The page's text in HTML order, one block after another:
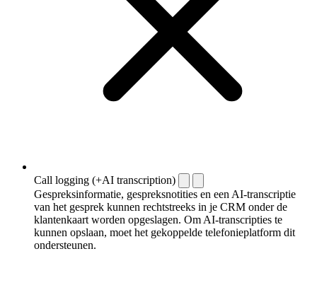
Call logging (+AI transcription)
Gespreksinformatie, gespreksnotities en een AI-transcriptie
van het gesprek kunnen rechtstreeks in je CRM onder de
klantenkaart worden opgeslagen. Om AI-transcripties te
kunnen opslaan, moet het gekoppelde telefonieplatform dit
ondersteunen.